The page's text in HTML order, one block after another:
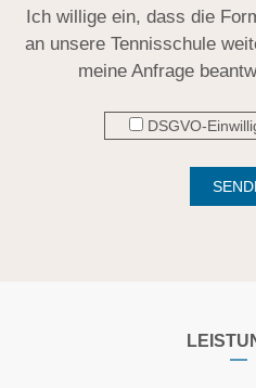
Ich willige ein, dass die
an unsere Tennisschule
meine Anfrage
DSGVO-
r